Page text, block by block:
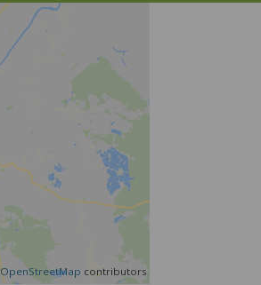
OpenStreetMap contributors